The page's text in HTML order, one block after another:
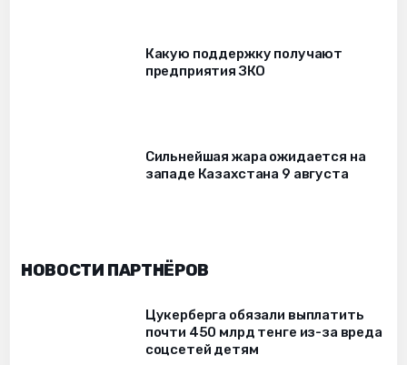
Какую поддержку получают
предприятия ЗКО
Сильнейшая жара ожидается на
западе Казахстана 9 августа
НОВОСТИ ПАРТНЁРОВ
Цукерберга обязали выплатить
почти 450 млрд тенге из-за вреда
соцсетей детям